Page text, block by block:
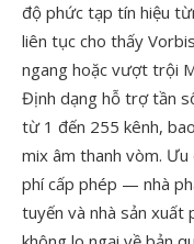
độ phức tạp tín hiệu
liên tục cho thấy
ngang hoặc vượt trội
Định dạng hỗ trợ tần
từ 1 đến 255 kênh,
mix âm thanh vòm.
phí cấp phép — nhà
tuyến và nhà sản xuất